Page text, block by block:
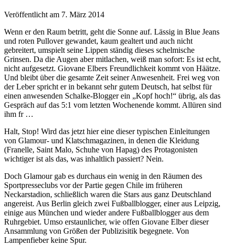
Veröffentlicht am 7. März 2014
Wenn er den Raum betritt, geht die Sonne auf. Lässig in Blue Jeans
und roten Pullover gewandet, kaum gealtert und auch nicht
gebreitert, umspielt seine Lippen ständig dieses schelmische
Grinsen. Da die Augen aber mitlachen, weiß man sofort: Es ist echt,
nicht aufgesetzt. Giovane Elbers Freundlichkeit kommt von Häätze.
Und bleibt über die gesamte Zeit seiner Anwesenheit. Frei weg von
der Leber spricht er in bekannt sehr gutem Deutsch, hat selbst für
einen anwesenden Schalke-Blogger ein „Kopf hoch!“ übrig, als das
Gespräch auf das 5:1 vom letzten Wochenende kommt. Allüren sind
ihm fr …
Halt, Stop! Wird das jetzt hier eine dieser typischen Einleitungen
von Glamour- und Klatschmagazinen, in denen die Kleidung
(Franelle, Saint Malo, Schuhe von Hapag) des Protagonisten
wichtiger ist als das, was inhaltlich passiert? Nein.
Doch Glamour gab es durchaus ein wenig in den Räumen des
Sportpresseclubs vor der Partie gegen Chile im früheren
Neckarstadion, schließlich waren die Stars aus ganz Deutschland
angereist. Aus Berlin gleich zwei Fußballblogger, einer aus Leipzig,
einige aus München und wieder andere Fußballblogger aus dem
Ruhrgebiet. Umso erstaunlicher, wie offen Giovane Elber dieser
Ansammlung von Größen der Publizisitik begegnete. Von
Lampenfieber keine Spur.